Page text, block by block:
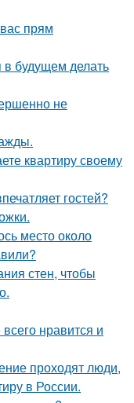
прям
в будущем делать
не
квартиру своему
гостей?
место около
стен, чтобы
нравится и
проходят люди,
в России.